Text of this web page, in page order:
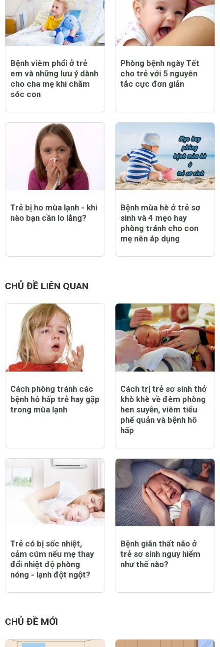
Bệnh viêm phổi ở trẻ
em và những lưu ý dành
cho cha mẹ khi chăm
sóc con
Phòng bệnh ngày Tết
cho trẻ với 5 nguyên
tắc cực đơn giản
Trẻ bị ho mùa lạnh - khi
nào bạn cần lo lắng?
Bệnh mùa hè ở trẻ sơ
sinh và 4 mẹo hay
phòng tránh cho con
mẹ nên áp dụng
CHỦ ĐỀ LIÊN QUAN
Cách phòng tránh các
bệnh hô hấp trẻ hay gặp
trong mùa lạnh
Cách trị trẻ sơ sinh thở
khò khè về đêm phòng
hen suyễn, viêm tiểu
phế quản và bệnh hô
hấp
Trẻ có bị sốc nhiệt,
cảm cúm nếu mẹ thay
đổi nhiệt độ phòng
nóng - lạnh đột ngột?
Bệnh giãn thất não ở
trẻ sơ sinh nguy hiểm
như thế nào?
CHỦ ĐỀ MỚI